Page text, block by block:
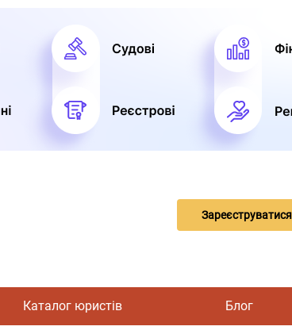
Зареєструватися
Каталог юристів Блог